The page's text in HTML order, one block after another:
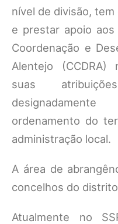
nível de divisão,
e prestar apoio
Coordenação e
Alentejo (CCDRA)
suas
ordenamento do
administração local.
A área de
concelhos do
Atualmente no